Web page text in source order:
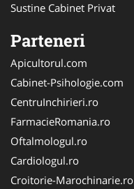
Sustine Cabinet Privat
Parteneri
Apicultorul.com
Cabinet-Psihologie.com
CentruInchirieri.ro
FarmacieRomania.ro
Oftalmologul.ro
Cardiologul.ro
Croitorie-Marochinarie.ro